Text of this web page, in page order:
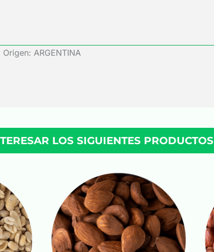
Origen: ARGENTINA
LOS SIGUIENTES PRODUCTOS